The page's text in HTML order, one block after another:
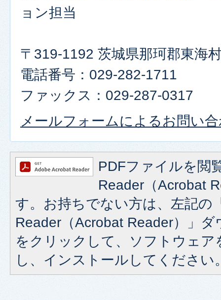
ョン担当
〒319-1192 茨城県那珂郡東海
電話番号：029-282-1711
ファックス：029-287-0317
メールフォームによるお問い
PDFファイルを閲
Reader（Acrobat
す。お持ちでない方は、左記の
Reader（Acrobat Reader）」
をクリックして、ソフトウェア
し、インストールしてください